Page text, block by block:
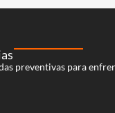
preventivas para